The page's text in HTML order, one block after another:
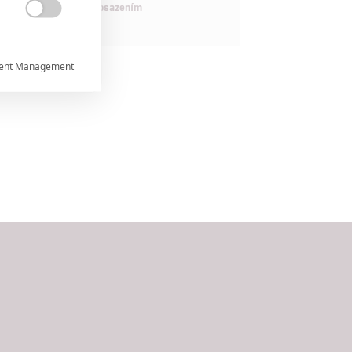
maximálně nabitým obsazením

chyb,
Management